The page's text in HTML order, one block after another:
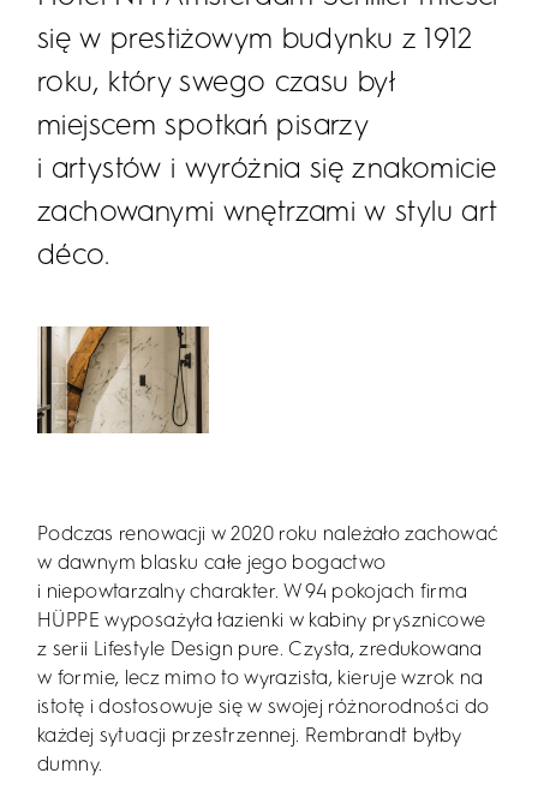
się w prestiżowym budynku z 1912
roku, który swego czasu był
miejscem spotkań pisarzy
i artystów i wyróżnia się znakomicie
zachowanymi wnętrzami w stylu art
déco.
Podczas renowacji w 2020 roku należało zachować
w dawnym blasku całe jego bogactwo
i niepowtarzalny charakter. W 94 pokojach firma
HÜPPE wyposażyła łazienki w kabiny prysznicowe
z serii Lifestyle Design pure. Czysta, zredukowana
w formie, lecz mimo to wyrazista, kieruje wzrok na
istotę i dostosowuje się w swojej różnorodności do
każdej sytuacji przestrzennej. Rembrandt byłby
dumny.